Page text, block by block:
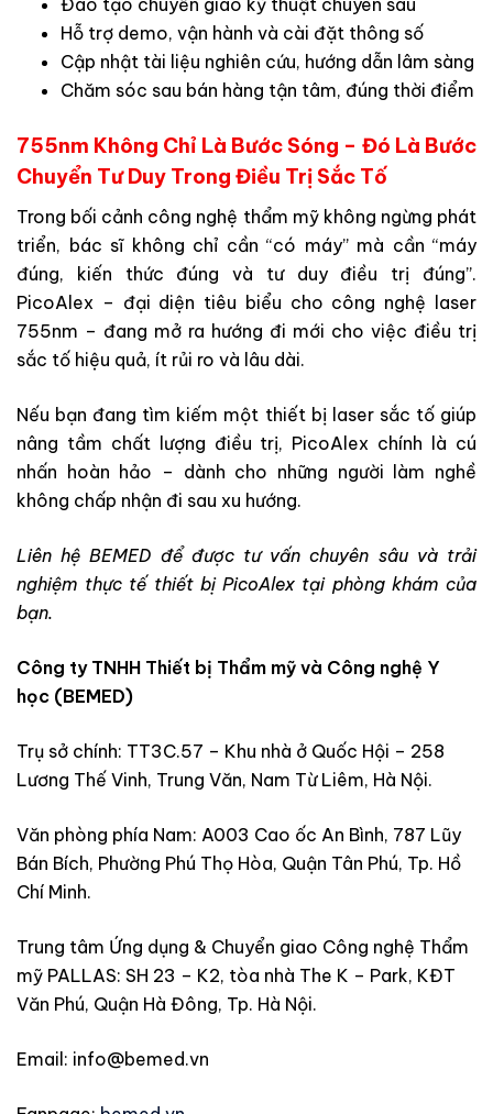
Hỗ trợ demo, vận hành và cài đặt thông số
Cập nhật tài liệu nghiên cứu, hướng dẫn lâm sàng
Chăm sóc sau bán hàng tận tâm, đúng thời điểm
755nm Không Chỉ Là Bước Sóng – Đó Là Bước
Chuyển Tư Duy Trong Điều Trị Sắc Tố
Trong bối cảnh công nghệ thẩm mỹ không ngừng phát
triển, bác sĩ không chỉ cần “có máy” mà cần “máy
đúng, kiến thức đúng và tư duy điều trị đúng”.
PicoAlex – đại diện tiêu biểu cho công nghệ laser
755nm – đang mở ra hướng đi mới cho việc điều trị
sắc tố hiệu quả, ít rủi ro và lâu dài.
Nếu bạn đang tìm kiếm một thiết bị laser sắc tố giúp
nâng tầm chất lượng điều trị, PicoAlex chính là cú
nhấn hoàn hảo – dành cho những người làm nghề
không chấp nhận đi sau xu hướng.
Liên hệ BEMED để được tư vấn chuyên sâu và trải
nghiệm thực tế thiết bị PicoAlex tại phòng khám của
bạn.
Công ty TNHH Thiết bị Thẩm mỹ và Công nghệ Y
học (BEMED)
Trụ sở chính: TT3C.57 – Khu nhà ở Quốc Hội – 258
Lương Thế Vinh, Trung Văn, Nam Từ Liêm, Hà Nội.
Văn phòng phía Nam: A003 Cao ốc An Bình, 787 Lũy
Bán Bích, Phường Phú Thọ Hòa, Quận Tân Phú, Tp. Hồ
Chí Minh.
Trung tâm Ứng dụng & Chuyển giao Công nghệ Thẩm
mỹ PALLAS: SH 23 – K2, tòa nhà The K – Park, KĐT
Văn Phú, Quận Hà Đông, Tp. Hà Nội.
Email: info@bemed.vn